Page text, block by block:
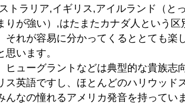
トラリア,イギリス,アイルランド（と
りが強い）,はたまたカナダ人という区
それが容易に分かってくるととても楽
思います。
ヒューグラントなどは典型的な貴族志
ス英語ですし、ほとんどのハリウッド
んなの憧れるアメリカ発音を持ってい